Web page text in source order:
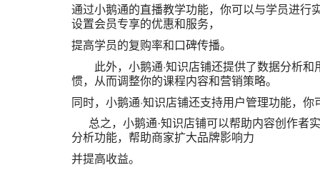
通过小鹅通的直播教学功能，你可以与学员进行
设置会员专享的优惠和服务，
提高学员的复购率和口碑传播。
此外，小鹅通·知识店铺还提供了数据分析和
惯，从而调整你的课程内容和营销策略。
同时，小鹅通·知识店铺还支持用户管理功能，
总之，小鹅通·知识店铺可以帮助内容创作者
分析功能，帮助商家扩大品牌影响力
并提高收益。